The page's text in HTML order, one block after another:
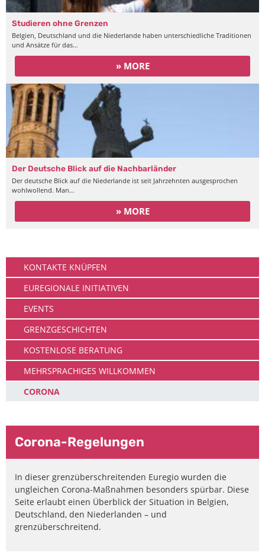
Studieren ohne Grenzen
Belgien, Deutschland und die Niederlande haben unterschiedliche Traditionen
und Ansätze für das…
» MORE
Der Deutsche Blick auf die Nachbarländer
Der deutsche Blick auf die Niederlande ist seit Jahrzehnten ausgesprochen
wohlwollend. Man…
» MORE
KONTAKTE KNÜPFEN
EUREGIONALE INITIATIVEN
EVENTS
GRENZGESCHICHTEN
KOSTENLOSE BERATUNG
MEHRSPRACHIGES WILLKOMMEN
CORONA
Corona-Regelungen
In dieser grenzüberschreitenden Euregio wurden die
ungleichen Corona-Maßnahmen besonders spürbar. Diese
Seite erlaubt einen Überblick der Situation in Belgien,
Deutschland, den Niederlanden – und
grenzüberschreitend.